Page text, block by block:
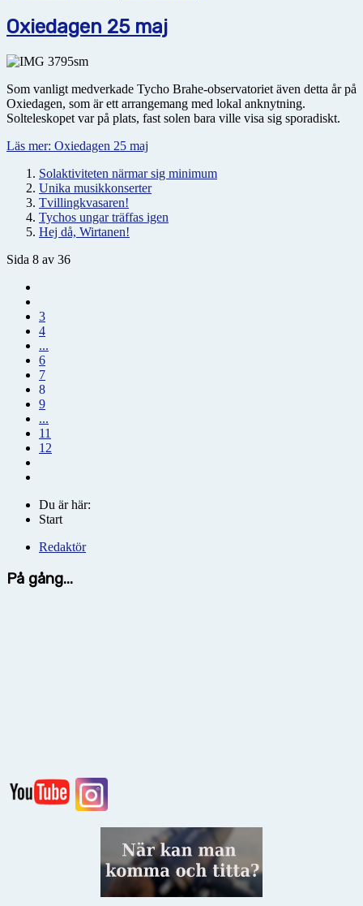
Oxiedagen 25 maj
Som vanligt medverkade Tycho Brahe-observatoriet även detta år på
Oxiedagen, som är ett arrangemang med lokal anknytning.
Solteleskopet var på plats, fast solen bara ville visa sig sporadiskt.
Läs mer: Oxiedagen 25 maj
Solaktiviteten närmar sig minimum
Unika musikkonserter
Tvillingkvasaren!
Tychos ungar träffas igen
Hej då, Wirtanen!
Sida 8 av 36
3
4
...
6
7
8
9
...
11
12
Du är här:
Start
Redaktör
På gång...